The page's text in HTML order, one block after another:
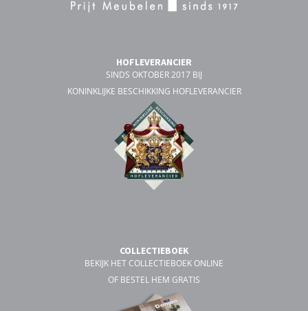
HOFLEVERANCIER
SINDS OKTOBER 2017 BIJ
KONINKLIJKE BESCHIKKING HOFLEVERANCIER
COLLECTIEBOEK
BEKIJK HET COLLECTIEBOEK ONLINE
OF BESTEL HEM GRATIS